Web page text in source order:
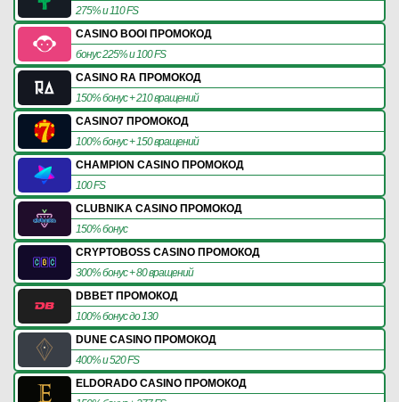
275% и 110 FS
CASINO BOOI ПРОМОКОД
бонус 225% и 100 FS
CASINO RA ПРОМОКОД
150% бонус + 210 вращений
CASINO7 ПРОМОКОД
100% бонус + 150 вращений
CHAMPION CASINO ПРОМОКОД
100 FS
CLUBNIKA CASINO ПРОМОКОД
150% бонус
CRYPTOBOSS CASINO ПРОМОКОД
300% бонус + 80 вращений
DBBET ПРОМОКОД
100% бонус до 130
DUNE CASINO ПРОМОКОД
400% и 520 FS
ELDORADO CASINO ПРОМОКОД